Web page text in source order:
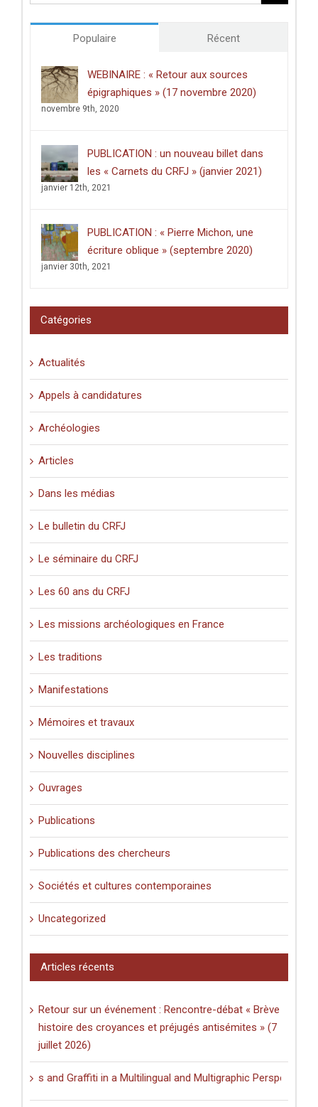
«
Hunt
Metalworkers
and
the
Later
the
Sub-
Himalayan
Silk
(31
mars
2025)
anti-
2021)
Populaire Récent
WEBINAIRE : « Retour aux sources
épigraphiques » (17 novembre 2020)
novembre 9th, 2020
PUBLICATION : un nouveau billet dans
les « Carnets du CRFJ » (janvier 2021)
janvier 12th, 2021
PUBLICATION : « Pierre Michon, une
écriture oblique » (septembre 2020)
janvier 30th, 2021
Catégories
Actualités
Appels à candidatures
Archéologies
Articles
Dans les médias
Le bulletin du CRFJ
Le séminaire du CRFJ
Les 60 ans du CRFJ
Les missions archéologiques en France
Les traditions
Manifestations
Mémoires et travaux
Nouvelles disciplines
Ouvrages
Publications
Publications des chercheurs
Sociétés et cultures contemporaines
Uncategorized
Articles récents
Retour sur un événement : Rencontre-débat « Brève
histoire des croyances et préjugés antisémites » (7
juillet 2026)
and Graffiti in a Multilingual and Multigraphic Perspective